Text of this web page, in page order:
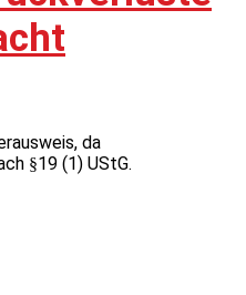
da
§19 (1) UStG.